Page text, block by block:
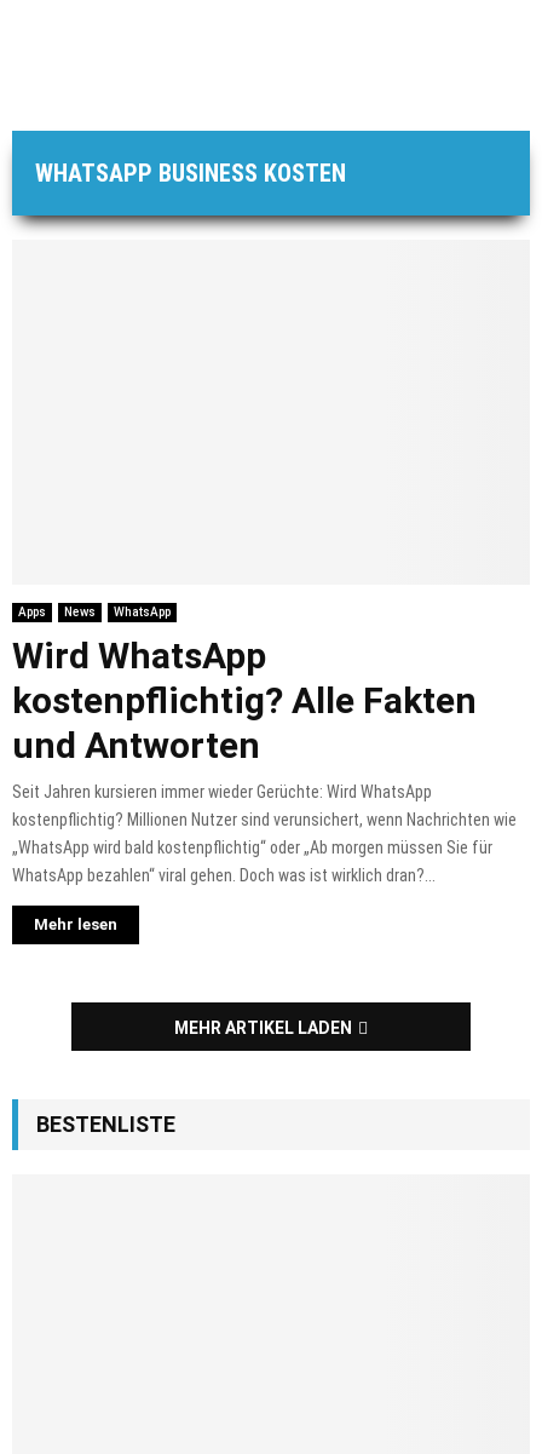
WHATSAPP BUSINESS KOSTEN
Apps News WhatsApp
Wird WhatsApp
kostenpflichtig? Alle Fakten
und Antworten
Seit Jahren kursieren immer wieder Gerüchte: Wird WhatsApp
kostenpflichtig? Millionen Nutzer sind verunsichert, wenn Nachrichten wie
„WhatsApp wird bald kostenpflichtig“ oder „Ab morgen müssen Sie für
WhatsApp bezahlen“ viral gehen. Doch was ist wirklich dran?...
Mehr lesen
MEHR ARTIKEL LADEN
BESTENLISTE